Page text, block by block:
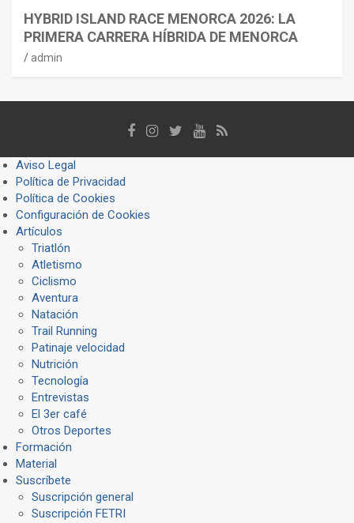
HYBRID ISLAND RACE MENORCA 2026: LA
PRIMERA CARRERA HÍBRIDA DE MENORCA
admin
Aviso Legal
Política de Privacidad
Política de Cookies
Configuración de Cookies
Artículos
Triatlón
Atletismo
Ciclismo
Aventura
Natación
Trail Running
Patinaje velocidad
Nutrición
Tecnología
Entrevistas
El 3er café
Otros Deportes
Formación
Material
Suscríbete
Suscripción general
Suscripción FETRI